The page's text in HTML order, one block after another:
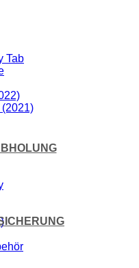
Tab
(2021)